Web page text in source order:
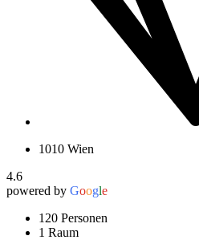
1010 Wien
4.6
powered by Google
120 Personen
1 Raum